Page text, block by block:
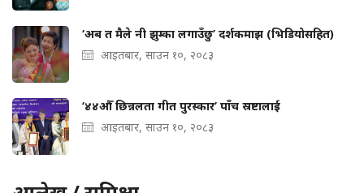
‘अब त मैले नी झुम्का लगाउँछु’ दर्शकमाझ (भिडियोसहित)
आइतबार, साउन १०, २०८३
‘४४औँ छिन्नलता गीत पुरस्कार’ पाँच स्रष्टालाई
आइतबार, साउन १०, २०८३